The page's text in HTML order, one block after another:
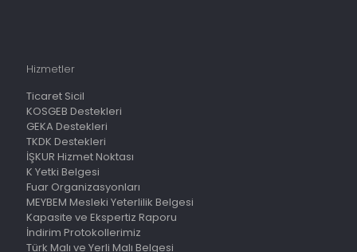
Hizmetler
Ticaret Sicil
KOSGEB Destekleri
GEKA Destekleri
TKDK Destekleri
İŞKUR Hizmet Noktası
K Yetki Belgesi
Fuar Organizasyonları
MEYBEM Mesleki Yeterlilik Belgesi
Kapasite ve Ekspertiz Raporu
İndirim Protokollerimiz
Türk Malı ve Yerli Malı Belgesi